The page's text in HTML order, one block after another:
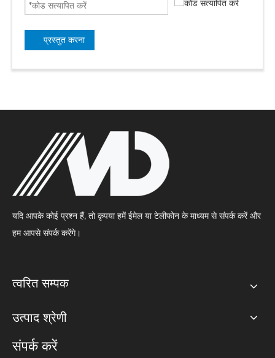
प्रस्तुत करना
यदि आपके कोई प्रश्न हैं, तो कृपया हमें ईमेल या टेलीफोन के माध्यम से संपर्क करें और
हम आपसे संपर्क करेंगे।
त्वरित सम्पक
उत्पाद श्रेणी
संपर्क करें